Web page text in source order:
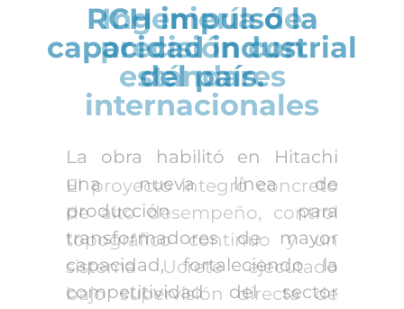
Ingeniería de
precisión con
estándares
internacionales
El proyecto integró concreto
de alto desempeño, control
topográfico continuo y un
sistema Ucrete ejecutado
bajo supervisión directa de